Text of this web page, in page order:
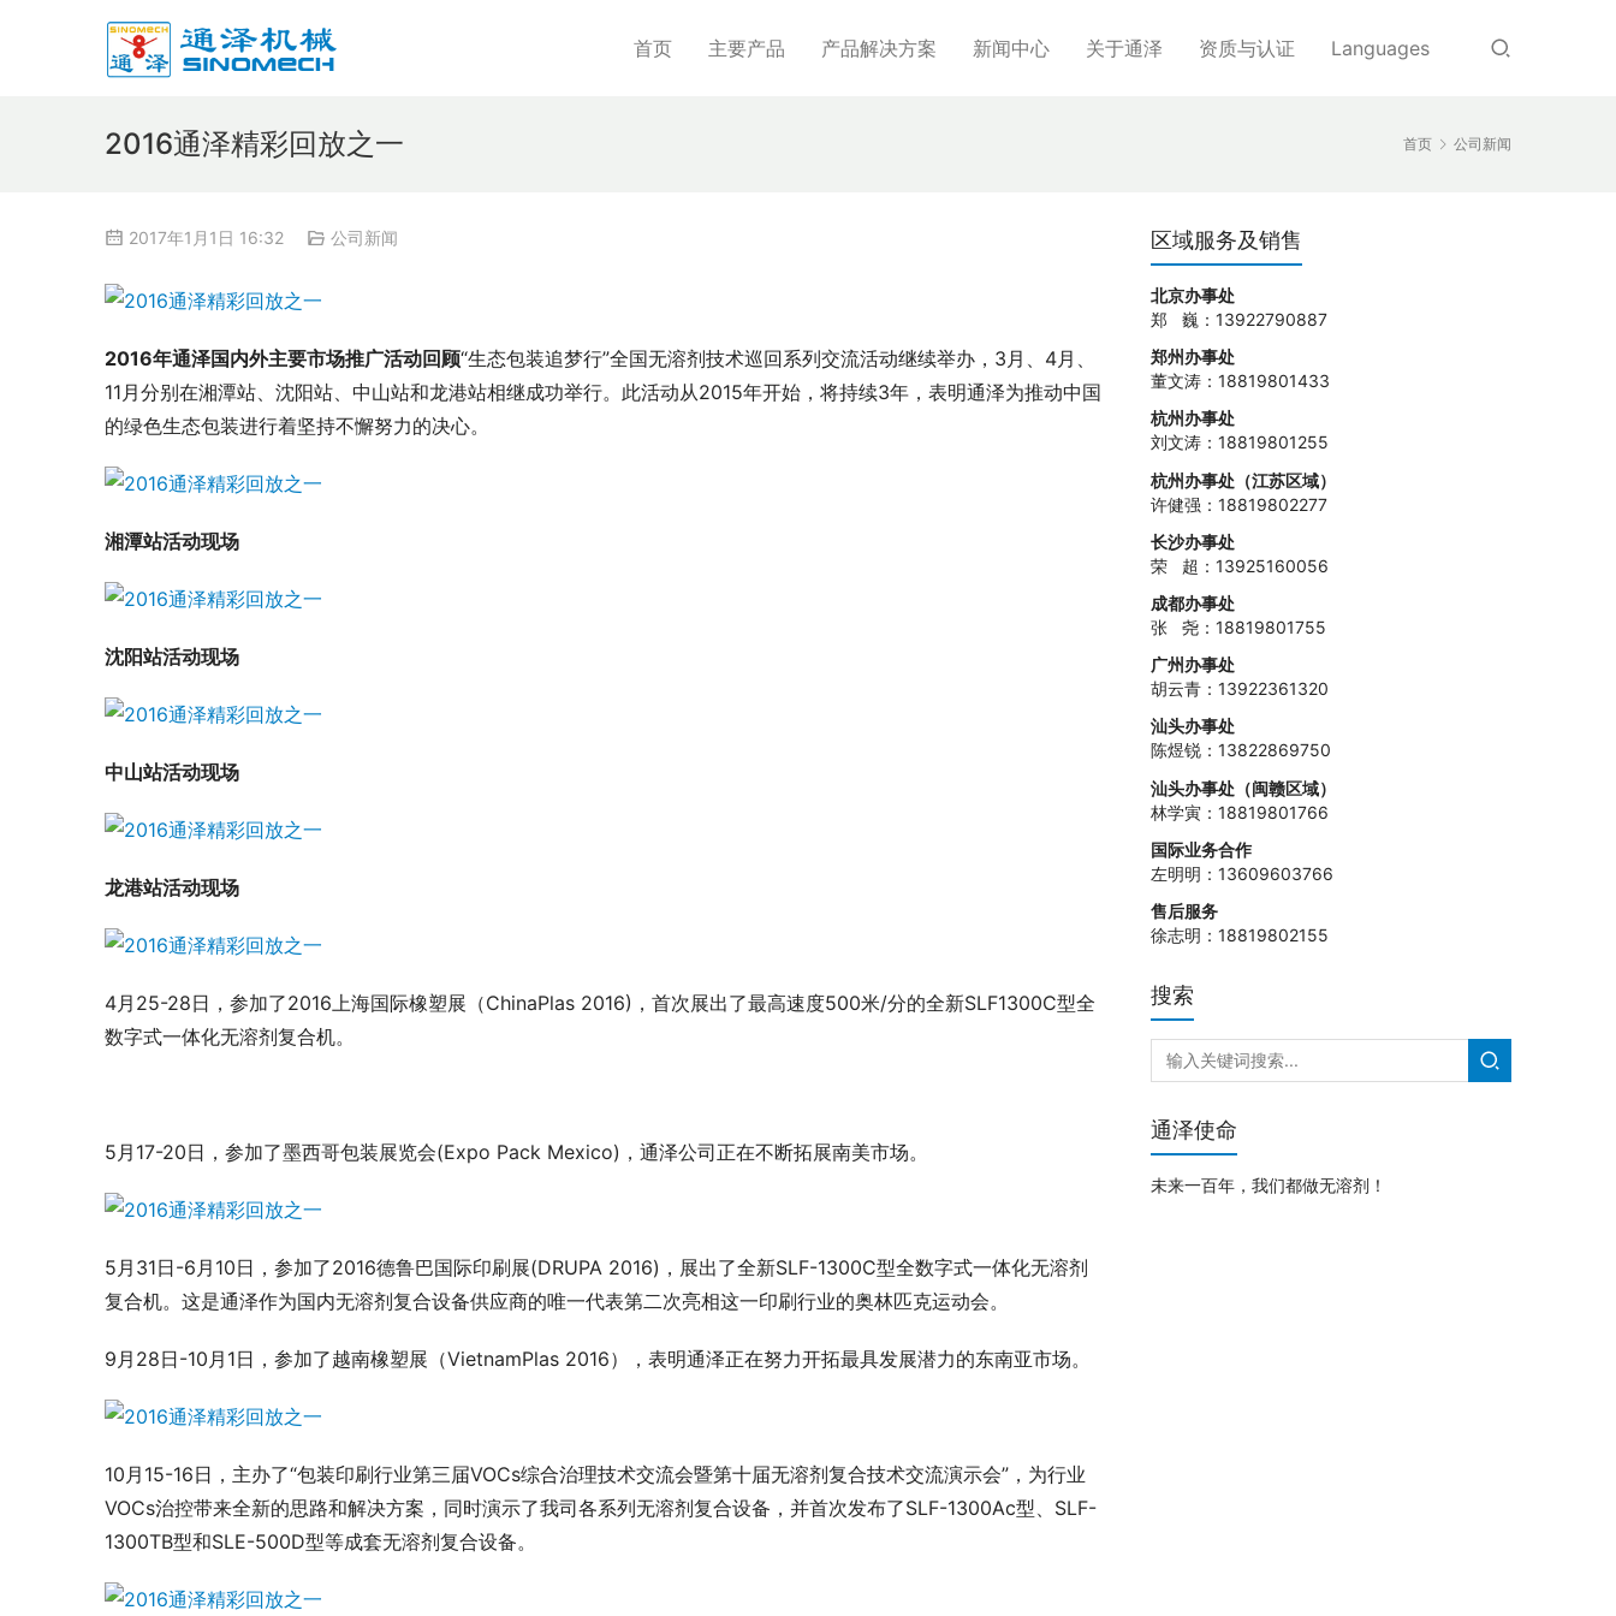
首页 主要产品 产品解决方案 新闻中心 关于通泽 资质与认证 Languages
首页 公司新闻
2016通泽精彩回放之一
2017年1月1日 16:32 公司新闻
2016年通泽国内外主要市场推广活动回顾“生态包装追梦行”全国无溶剂技术巡回系列交流活动继续举办，3月、4月、
11月分别在湘潭站、沈阳站、中山站和龙港站相继成功举行。此活动从2015年开始，将持续3年，表明通泽为推动中国
的绿色生态包装进行着坚持不懈努力的决心。
湘潭站活动现场
沈阳站活动现场
中山站活动现场
龙港站活动现场
4月25-28日，参加了2016上海国际橡塑展（ChinaPlas 2016)，首次展出了最高速度500米/分的全新SLF1300C型全
数字式一体化无溶剂复合机。
5月17-20日，参加了墨西哥包装展览会(Expo Pack Mexico)，通泽公司正在不断拓展南美市场。
5月31日-6月10日，参加了2016德鲁巴国际印刷展(DRUPA 2016)，展出了全新SLF-1300C型全数字式一体化无溶剂
复合机。这是通泽作为国内无溶剂复合设备供应商的唯一代表第二次亮相这一印刷行业的奥林匹克运动会。
9月28日-10月1日，参加了越南橡塑展（VietnamPlas 2016），表明通泽正在努力开拓最具发展潜力的东南亚市场。
10月15-16日，主办了“包装印刷行业第三届VOCs综合治理技术交流会暨第十届无溶剂复合技术交流演示会”，为行业
VOCs治控带来全新的思路和解决方案，同时演示了我司各系列无溶剂复合设备，并首次发布了SLF-1300Ac型、SLF-
1300TB型和SLE-500D型等成套无溶剂复合设备。
区域服务及销售
北京办事处
郑 巍：13922790887
郑州办事处
董文涛：18819801433
杭州办事处
刘文涛：18819801255
杭州办事处（江苏区域）
许健强：18819802277
长沙办事处
荣 超：13925160056
成都办事处
张 尧：18819801755
广州办事处
胡云青：13922361320
汕头办事处
陈煜锐：13822869750
汕头办事处（闽赣区域）
林学寅：18819801766
国际业务合作
左明明：13609603766
售后服务
徐志明：18819802155
搜索
通泽使命
未来一百年，我们都做无溶剂！